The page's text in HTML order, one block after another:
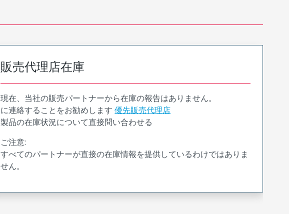
販売代理店在庫
現在、当社の販売パートナーから在庫の報告はありません。
に連絡することをお勧めします 優先販売代理店
製品の在庫状況について直接問い合わせる
ご注意:
すべてのパートナーが直接の在庫情報を提供しているわけではありま
せん。